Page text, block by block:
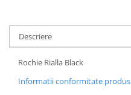
Descriere
Rochie Rialla Black
Informatii conformitate produs